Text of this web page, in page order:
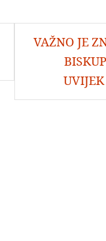
VAŽNO JE